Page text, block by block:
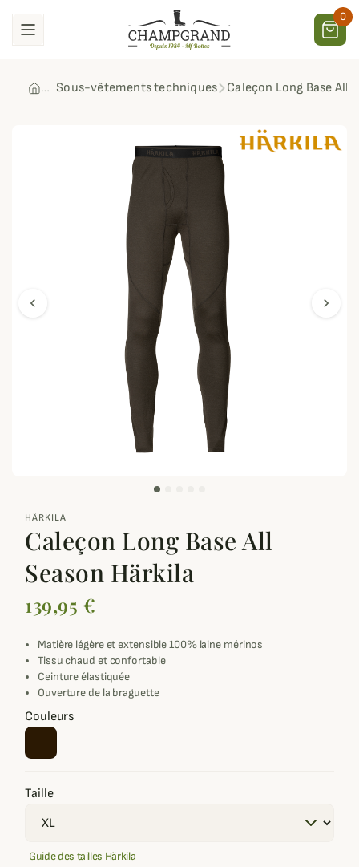
0
Sous-vêtements techniques Caleçon Long Base All
chevron_left chevron_right
HÄRKILA
Caleçon Long Base All
Season Härkila
139,95 €
Matière légère et extensible 100% laine mérinos
Tissu chaud et confortable
Ceinture élastiquée
Ouverture de la braguette
Couleurs
Taille
Guide des tailles Härkila